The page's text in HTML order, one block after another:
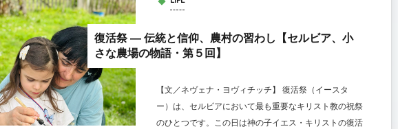
復活祭 ― 伝統と信仰、農村の習わし【セルビア、小
さな農場の物語・第５回】
【文／ネヴェナ・ヨヴィチッチ】 復活祭（イースタ
ー）は、セルビアにおいて最も重要なキリスト教の祝祭
のひとつです。この日は神の子イエス・キリストの復活